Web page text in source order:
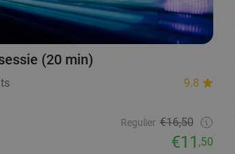
(20 min)
9.8
Regulier €16,50
€11 ,50